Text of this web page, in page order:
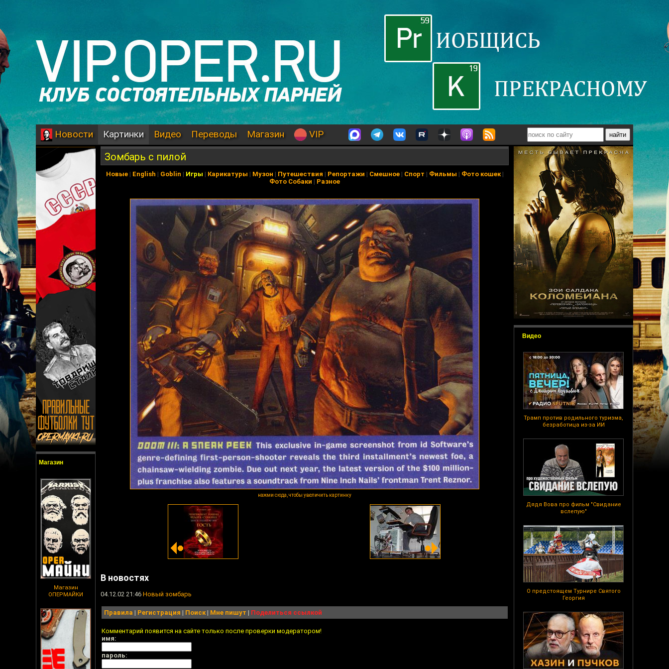
Новости Картинки Видео Переводы Магазин VIP
Магазин
Магазин
ОПЕРМАЙКИ
Видео
Трамп против родильного туризма,
безработица из-за ИИ
Дядя Вова про фильм "Свидание
вслепую"
О предстоящем Турнире Святого
Георгия
Зомбарь с пилой
Новые| English | Goblin | Игры | Карикатуры | Музон | Путешествия | Репортажи | Смешное| Спорт | Фильмы | Фото кошек|
Фото Собаки | Разное
нажми сюда, чтобы увеличить картинку
В новостях
04.12.02 21:46 Новый зомбарь
Правила | Регистрация | Поиск| Мне пишут | Поделиться ссылкой
Комментарий появится на сайте только после проверки модератором!
имя:
пароль: